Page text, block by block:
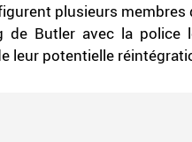
plusieurs
Butler avec la police
leur potentielle